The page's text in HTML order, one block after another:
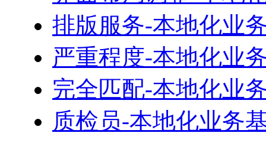
排版服务-本地化业
严重程度-本地化业
完全匹配-本地化业
质检员-本地化业务